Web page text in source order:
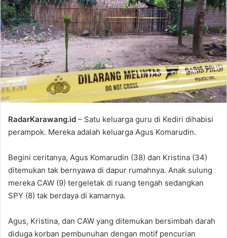
RadarKarawang.id – Satu keluarga guru di Kediri dihabisi
perampok. Mereka adalah keluarga Agus Komarudin.
Begini ceritanya, Agus Komarudin (38) dan Kristina (34)
ditemukan tak bernyawa di dapur rumahnya. Anak sulung
mereka CAW (9) tergeletak di ruang tengah sedangkan
SPY (8) tak berdaya di kamarnya.
Agus, Kristina, dan CAW yang ditemukan bersimbah darah
diduga korban pembunuhan dengan motif pencurian